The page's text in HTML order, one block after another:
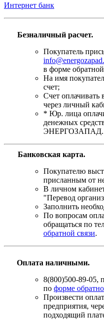
Интернет банк
Безналичный расчет.
Покупатель
в форме обратной
На имя
счет;
Счет оплачивать
через личный
* Юр. лица
денежных
ЭНЕРГОЗАПАД.
Банковская карта.
Покупателю
присланным от
В личном
"Перевод
Заполнить
По вопросам
обращаться по
обратной связи.
Оплата наличными.
8(800)500-89-05,
по форме
Произвести
предприятия,
подходящий